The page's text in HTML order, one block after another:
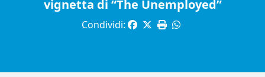
vignetta di “The Unemployed”
Condividi: